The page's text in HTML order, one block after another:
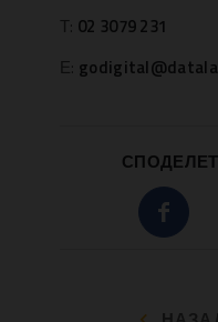
Т: 02 3079 231
Е: